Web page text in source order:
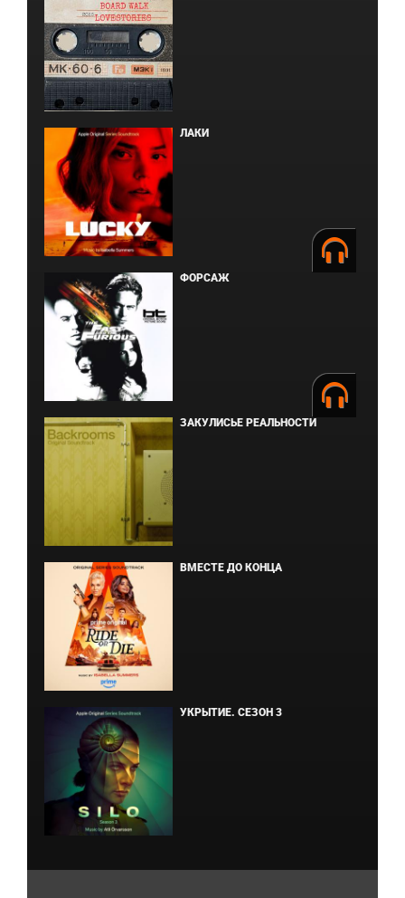
ЛАКИ
ФОРСАЖ
ЗАКУЛИСЬЕ РЕАЛЬНОСТИ
ВМЕСТЕ ДО КОНЦА
УКРЫТИЕ. СЕЗОН 3